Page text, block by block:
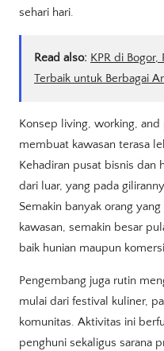
sehari hari.
Read also: KPR di
Terbaik untuk Berbagai
Konsep living, working,
membuat kawasan terasa
Kehadiran pusat bisnis dan
dari luar, yang pada
Semakin banyak orang
kawasan, semakin besar
baik hunian maupun
Pengembang juga rutin
mulai dari festival kuliner,
komunitas. Aktivitas ini
penghuni sekaligus sarana